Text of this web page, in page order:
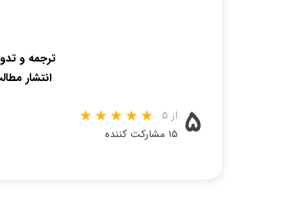
ترجمه و
انتشار
۵ از ۵
۱۵ مشارکت کننده